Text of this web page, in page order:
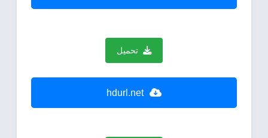
تحميل
hdurl.net